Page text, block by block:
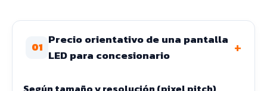
01
Precio orientativo de una pantalla
LED para concesionario
+